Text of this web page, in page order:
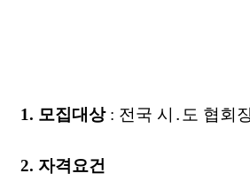
1. 모집대상 : 전국 시 ․ 도 협회
2. 자격요건